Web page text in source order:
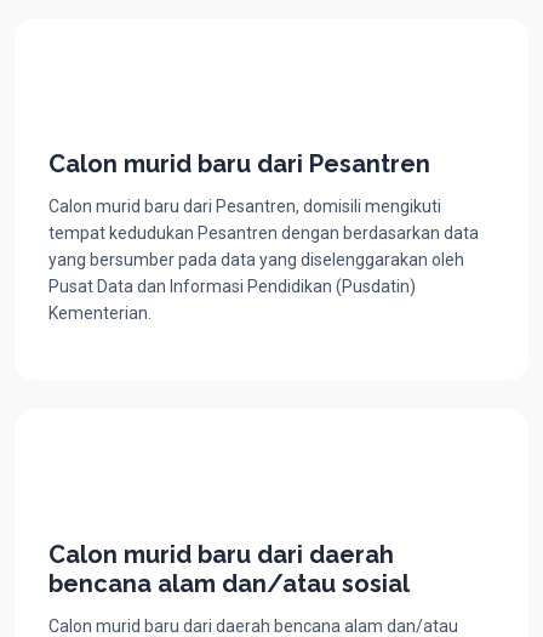
Calon murid baru dari Pesantren
Calon murid baru dari Pesantren, domisili mengikuti
tempat kedudukan Pesantren dengan berdasarkan data
yang bersumber pada data yang diselenggarakan oleh
Pusat Data dan Informasi Pendidikan (Pusdatin)
Kementerian.
Calon murid baru dari daerah
bencana alam dan/atau sosial
Calon murid baru dari daerah bencana alam dan/atau